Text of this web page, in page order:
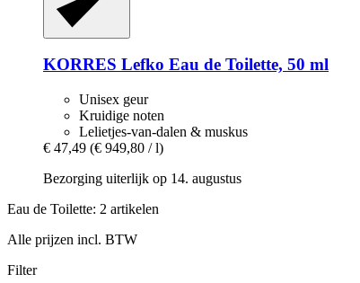
KORRES Lefko Eau de Toilette, 50 ml
Unisex geur
Kruidige noten
Lelietjes-van-dalen & muskus
€ 47,49 (€ 949,80 / l)
Bezorging uiterlijk op 14. augustus
Eau de Toilette: 2 artikelen
Alle prijzen incl. BTW
Filter